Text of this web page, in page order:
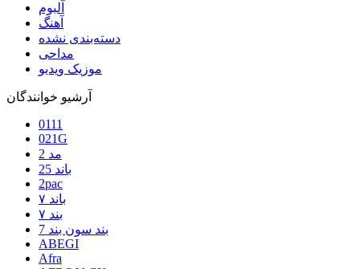
آلبوم
آهنگ
دسته‌بندی نشده
مداحی
موزیک ویدیو
آرشیو خوانندگان
0111
021G
2 مد
25 باند
2pac
۷ باند
۷ بند
7 بند سون بند
ABEGI
Afra